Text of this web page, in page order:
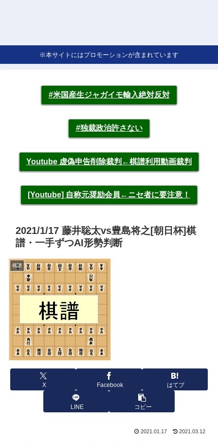
※本サイトにはプロモーションが含まれています
#米国産生ジャガイモ輸入絶対反対
#独裁政治許さない
Youtube 虚偽申告削除裁判←棋譜利用動画裁判
[Youtube] 自称元奨励会員←ニセ者に要注意！
2021/1/17 藤井聡太vs豊島将之[朝日杯]棋
譜・一手ずつAI形勢判断
棋譜
X Facebook はてブ
LINE コピー
2021.01.17 2021.03.12